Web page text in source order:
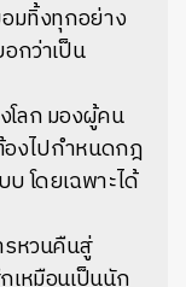
มทิ้งทุกอย่าง
กว่าเป็น
โลก มองผู้คน
งไปกำหนดกฎ
โดยเฉพาะได้
รหวนคืนสู่
เหมือนเป็นนัก